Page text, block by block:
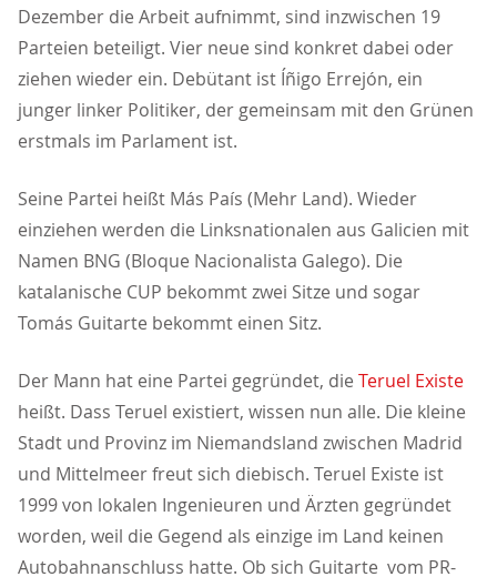
Dezember die Arbeit aufnimmt, sind inzwischen 19
Parteien beteiligt. Vier neue sind konkret dabei oder
ziehen wieder ein. Debütant ist Íñigo Errejón, ein
junger linker Politiker, der gemeinsam mit den Grünen
erstmals im Parlament ist.
Seine Partei heißt Más País (Mehr Land). Wieder
einziehen werden die Linksnationalen aus Galicien mit
Namen BNG (Bloque Nacionalista Galego). Die
katalanische CUP bekommt zwei Sitze und sogar
Tomás Guitarte bekommt einen Sitz.
Der Mann hat eine Partei gegründet, die Teruel Existe
heißt. Dass Teruel existiert, wissen nun alle. Die kleine
Stadt und Provinz im Niemandsland zwischen Madrid
und Mittelmeer freut sich diebisch. Teruel Existe ist
1999 von lokalen Ingenieuren und Ärzten gegründet
worden, weil die Gegend als einzige im Land keinen
Autobahnanschluss hatte. Ob sich Guitarte vom PR-